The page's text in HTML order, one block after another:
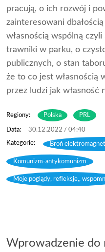
pracują, o ich rozwój i
zainteresowani
własnością wspólną czyli
trawniki w parku, o
publicznych, o stan
że to co jest własnością
przez ludzi jak własność
Regiony: Polska PRL
30.12.2022 / 04:40
Broń
Komunizm-antykomunizm
Moje poglądy, refleksje,,
Wprowadzenie do